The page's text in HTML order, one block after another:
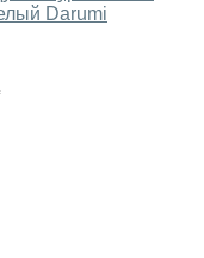
Darumi